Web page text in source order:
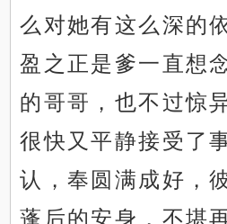
么对她有这么深的
盈之正是爹一直想
的哥哥，也不过惊
很快又平静接受了
认，奉圆满成好，
蓬后的安身，不堪